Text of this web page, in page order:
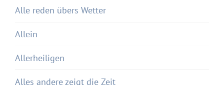
Alle reden übers Wetter
Allein
Allerheiligen
Alles andere zeigt die Zeit